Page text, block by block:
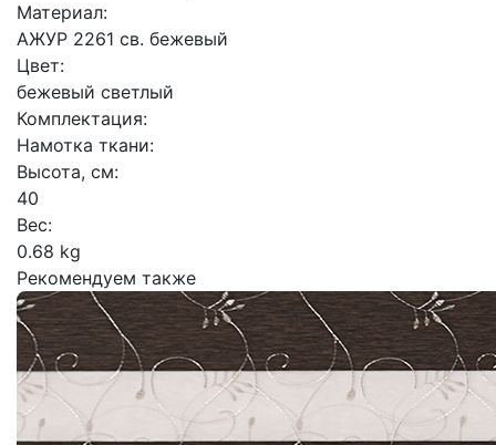
Материал:
АЖУР 2261 св. бежевый
Цвет:
бежевый светлый
Комплектация:
Намотка ткани:
Высота, см:
40
Вес:
0.68 kg
Рекомендуем также